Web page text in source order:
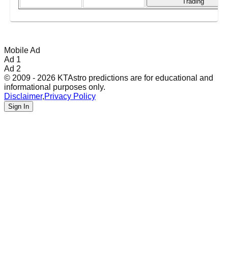
Mobile Ad
Ad 1
Ad 2
© 2009 - 2026 KTAstro predictions are for educational and
informational purposes only.
Disclaimer,Privacy Policy
Sign In